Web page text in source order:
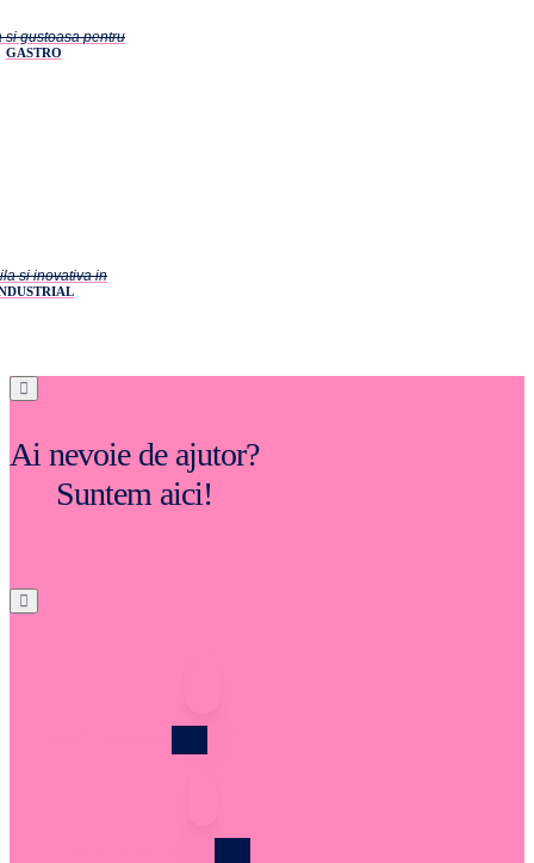
si gustoasa pentru
GASTRO
si inovativa in
Ai nevoie de ajutor?
Suntem aici!